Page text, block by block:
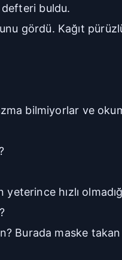
defteri buldu.
gördü. Kağıt
bilmiyorlar ve
hızlı
Burada maske